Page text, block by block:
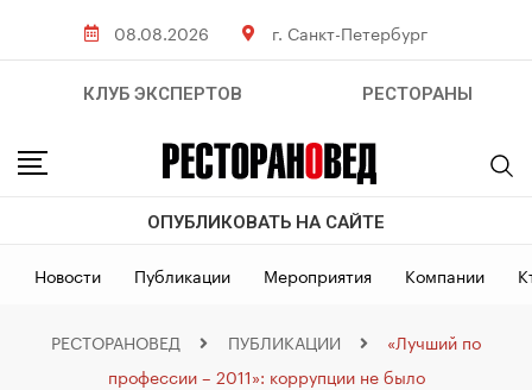
08.08.2026 г. Санкт-Петербург
КЛУБ ЭКСПЕРТОВ РЕСТОРАНЫ
ОПУБЛИКОВАТЬ НА САЙТЕ
Новости Публикации Мероприятия Компании
РЕСТОРАНОВЕД ПУБЛИКАЦИИ
«Лучший по
профессии – 2011»: коррупции не было